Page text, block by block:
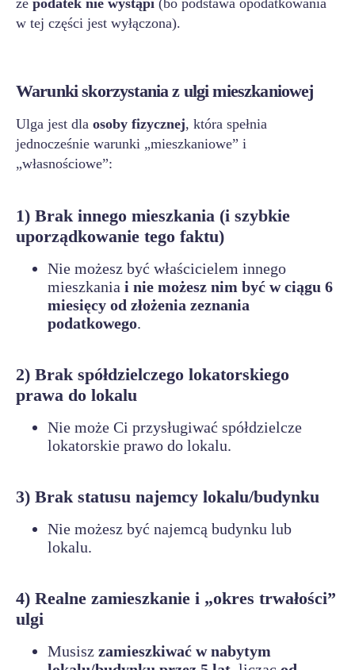
że podatek nie wystąpi (bo podstawa opodatkowania
w tej części jest wyłączona).
Warunki skorzystania z ulgi mieszkaniowej
Ulga jest dla osoby fizycznej, która spełnia
jednocześnie warunki „mieszkaniowe” i
„własnościowe”:
1) Brak innego mieszkania (i szybkie
uporządkowanie tego faktu)
Nie możesz być właścicielem innego
mieszkania i nie możesz nim być w ciągu 6
miesięcy od złożenia zeznania
podatkowego.
2) Brak spółdzielczego lokatorskiego
prawa do lokalu
Nie może Ci przysługiwać spółdzielcze
lokatorskie prawo do lokalu.
3) Brak statusu najemcy lokalu/budynku
Nie możesz być najemcą budynku lub
lokalu.
4) Realne zamieszkanie i „okres trwałości”
ulgi
Musisz zamieszkiwać w nabytym